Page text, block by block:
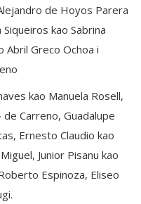
de Hoyos Parera
kao Sabrina
Abril Greco Ochoa i
kao Manuela Rosell,
de Carreno, Guadalupe
Ernesto Claudio kao
Junior Pisanu kao
Espinoza, Eliseo